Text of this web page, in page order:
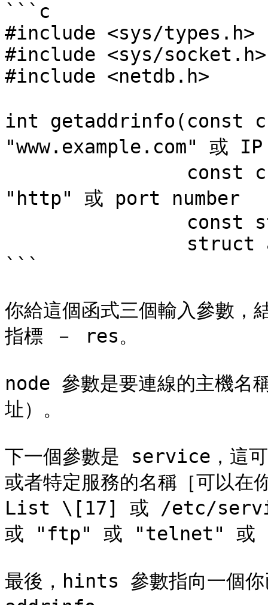
```c
#include <sys/types.h>
#include <sys/socket.h>
#include <netdb.h>
int getaddrinfo(const
"www.example.com" 或 IP
"http" 或 port number
```
你給這個函式三個輸入參數，
指標 － res。
node 參數是要連線的主機
址）。
下一個參數是 service，這
或者特定服務的名稱［可以
List \[17] 或 /etc/
或 "ftp" 或 "telnet" 或
最後，hints 參數指向一個